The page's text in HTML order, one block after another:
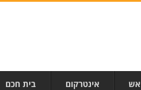
אש אינטרקום בית חכם